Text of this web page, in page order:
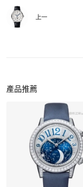
給您確認，確
請先透過網站上的
們會先幫您確認版
二、確認款式與價
客服會與您確認品
有現貨會直接幫您
說明大約出貨時間。
同外觀與佩戴
合日常通勤與
上一
產品推薦